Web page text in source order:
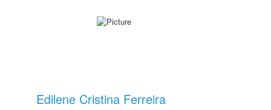
Edilene Cristina Ferreira